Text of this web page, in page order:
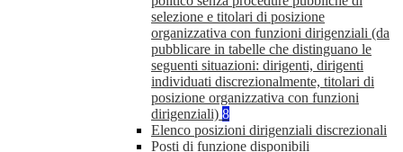
selezione e titolari di posizione
organizzativa con funzioni dirigenziali (da
pubblicare in tabelle che distinguano le
seguenti situazioni: dirigenti, dirigenti
individuati discrezionalmente, titolari di
posizione organizzativa con funzioni
dirigenziali) 8
Elenco posizioni dirigenziali discrezionali
Posti di funzione disponibili